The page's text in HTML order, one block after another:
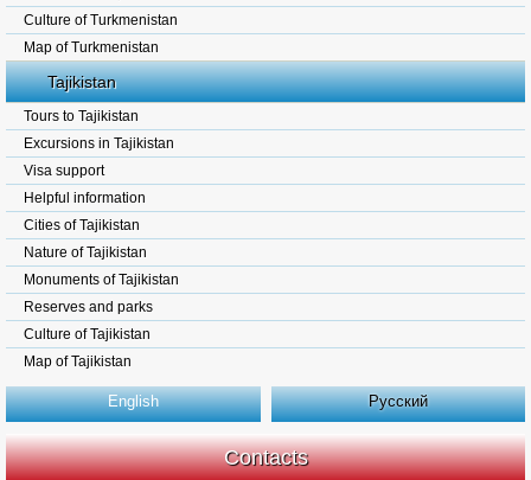
Culture of Turkmenistan
Map of Turkmenistan
Tajikistan
Tours to Tajikistan
Excursions in Tajikistan
Visa support
Helpful information
Cities of Tajikistan
Nature of Tajikistan
Monuments of Tajikistan
Reserves and parks
Culture of Tajikistan
Map of Tajikistan
English Русский
Contacts